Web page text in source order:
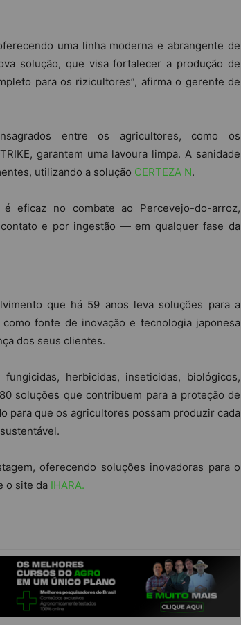
uma linha moderna e abrangente de
solução, que visa fortalecer a produção de
para os rizicultores”, afirma o gerente de
entre os agricultores, como os
garantem uma lavoura limpa. A sanidade
utilizando a solução CERTEZA N.
é eficaz no combate ao Percevejo-do-arroz,
e por ingestão — em qualquer fase da
que há 59 anos leva soluções para a
fonte de inovação e tecnologia japonesa
dos seus clientes.
herbicidas, inseticidas, biológicos,
soluções que contribuem para a proteção de
para que os agricultores possam produzir cada
oferecendo soluções inovadoras para o
o site da IHARA.